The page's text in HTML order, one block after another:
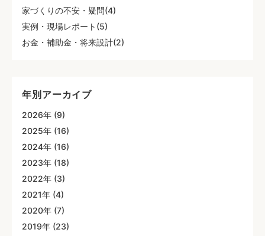
家づくりの不安・疑問(4)
実例・現場レポート(5)
お金・補助金・将来設計(2)
年別アーカイブ
2026年 (9)
2025年 (16)
2024年 (16)
2023年 (18)
2022年 (3)
2021年 (4)
2020年 (7)
2019年 (23)